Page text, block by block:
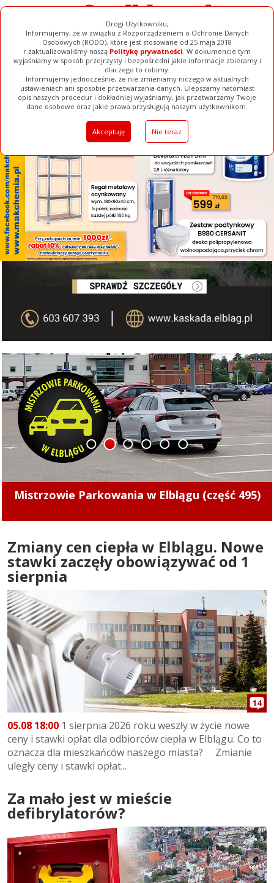
Drogi Użytkowniku,
Informujemy, że w związku z Rozporządzeniem o Ochronie Danych
Osobowych (RODO), które jest stosowane od 25 maja 2018
r.zaktualizowaliśmy naszą Politykę prywatności. W dokumencie tym
wyjaśniamy w sposób przejrzysty i bezpośredni jakie informacje zbieramy i
dlaczego to robimy.
Informujemy jednocześnie, że nie zmieniamy niczego w aktualnych
ustawieniach ani sposobie przetwarzania danych. Ulepszamy natomiast
opis naszych procedur i dokładniej wyjaśniamy, jak przetwarzamy Twoje
dane osobowe oraz jakie prawa przysługują naszym użytkownikom.
Akceptuję Nie teraz
[ ZAMKNIJ ]
Ogłoszenia Filmy Galerie Baza Firm Pełna Wersja
Mistrzowie Parkowania w Elblągu (część 495)
Kolejny nietrzeźwy kierowca z Elbląga za
1 2 3 4 5 6
Zmiany cen ciepła w Elblągu. Nowe
stawki zaczęły obowiązywać od 1
sierpnia
14
05.08 18:00 1 sierpnia 2026 roku weszły w życie nowe
ceny i stawki opłat dla odbiorców ciepła w Elblągu. Co to
oznacza dla mieszkańców naszego miasta? Zmianie
uległy ceny i stawki opłat...
Za mało jest w mieście
defibrylatorów?